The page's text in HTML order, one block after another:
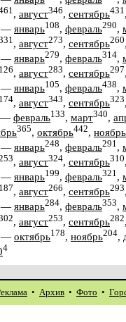
, август346, сентябрь431
— январь108, февраль290,
, август273, сентябрь260
— январь279, февраль314,
126, август283, сентябрь297
— январь105, февраль438,
174, август343, сентябрь323
— февраль133, март340,
365, октябрь442, ноябрь
— январь248, февраль291,
, август324, сентябрь310
— январь199, февраль321,
187, август266, сентябрь293
— январь284, февраль353,
, август253, сентябрь282
— октябрь178, ноябрь204,
4
• Архив • Фото •